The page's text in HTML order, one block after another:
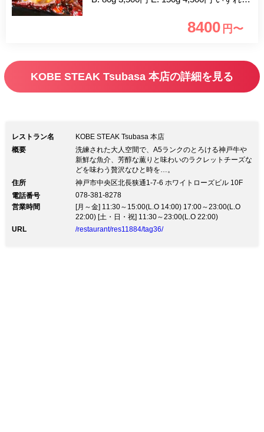
コーヒーのセットが1,300円→800円でお
いい1品→特製オードブル、季節のサラ
にも変更できます。 いずれかをお選び
いただきコメント欄にご記入お願いしま
す。
8400 円〜
KOBE STEAK Tsubasa 本店の詳細を見る
レストラン名
KOBE STEAK Tsubasa 本店
概要
洗練された大人空間で、A5ランクのとろける神戸牛や
新鮮な魚介、芳醇な薫りと味わいのラクレットチーズな
どを味わう贅沢なひと時を…。
住所
神戸市中央区北長狭通1-7-6 ホワイトローズビル 10F
電話番号
078-381-8278
営業時間
[月～金] 11:30～15:00(L.O 14:00) 17:00～23:00(L.O
22:00) [土・日・祝] 11:30～23:00(L.O 22:00)
URL
/restaurant/res11884/tag36/